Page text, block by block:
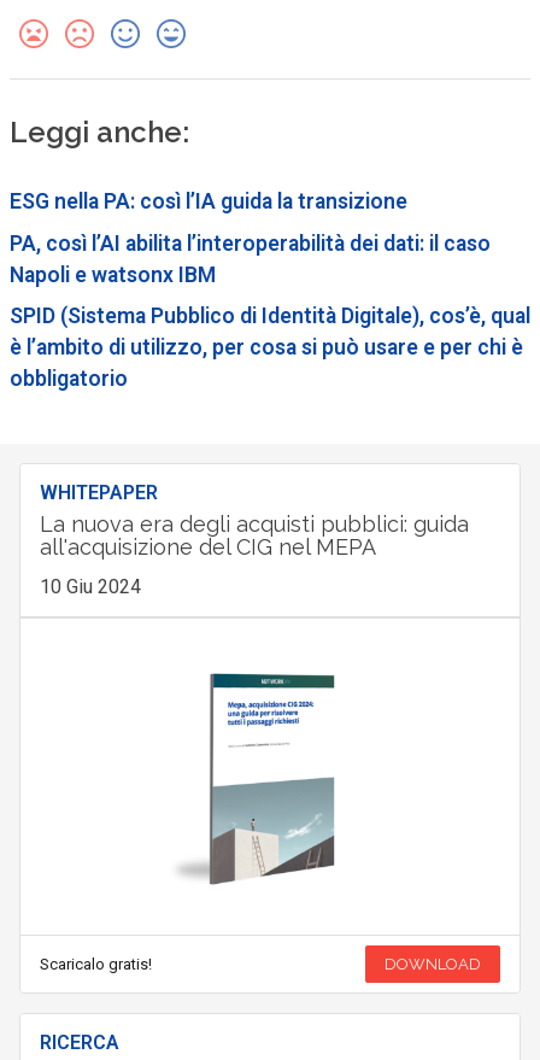
Leggi anche:
ESG nella PA: così l’IA guida la transizione
PA, così l’AI abilita l’interoperabilità dei dati: il caso
Napoli e watsonx IBM
SPID (Sistema Pubblico di Identità Digitale), cos’è, qual
è l’ambito di utilizzo, per cosa si può usare e per chi è
obbligatorio
WHITEPAPER
La nuova era degli acquisti pubblici: guida
all'acquisizione del CIG nel MEPA
10 Giu 2024
Scaricalo gratis! DOWNLOAD
RICERCA